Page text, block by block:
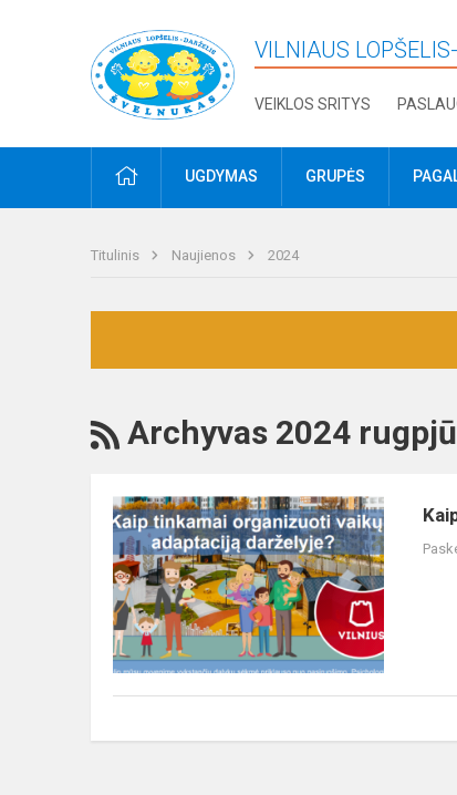
VILNIAUS
VEIKLOS SRITYS
PRADŽIAUGDYMAS GRUPĖS
Titulinis Naujienos 2024
RSS
Archyvas 2024
Kaip
tinkamai
organizuoti
vaikų
adaptaciją
darželyje?